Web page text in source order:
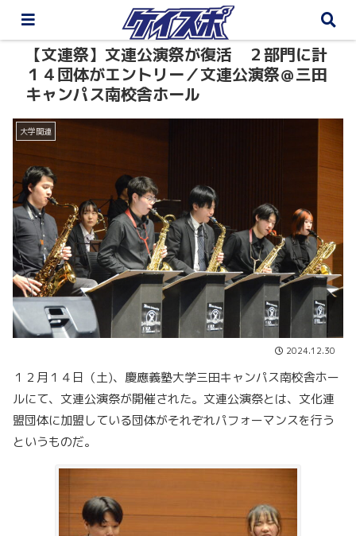
【文連祭】文連公演祭が復活 ２部門に計
１４団体がエントリー／文連公演祭＠三田
キャンパス南校舎ホール
大学関連
2024.12.30
１２月１４日（土)、慶應義塾大学三田キャンパス南校舎ホー
ルにて、文連公演祭が開催された。文連公演祭とは、文化連
盟団体に加盟している団体がそれぞれパフォーマンスを行う
というものだ。